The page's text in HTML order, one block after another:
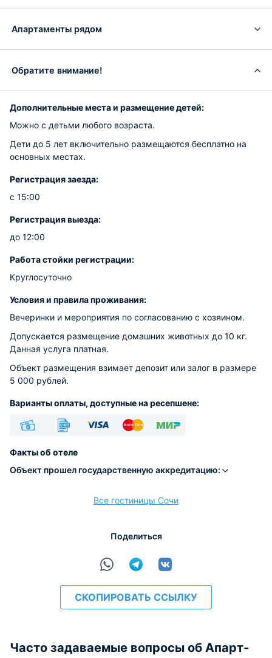
Апартаменты рядом
Обратите внимание!
Дополнительные места и размещение детей:
Можно с детьми любого возраста.
Дети до 5 лет включительно размещаются бесплатно на
основных местах.
Регистрация заезда:
с 15:00
Регистрация выезда:
до 12:00
Работа стойки регистрации:
Круглосуточно
Условия и правила проживания:
Вечеринки и мероприятия по согласованию с хозяином.
Допускается размещение домашних животных до 10 кг.
Данная услуга платная.
Объект размещения взимает депозит или залог в размере
5 000 рублей.
Варианты оплаты, доступные на ресепшене:
Факты об отеле
Объект прошел государственную аккредитацию:
Все гостиницы Сочи
Поделиться
СКОПИРОВАТЬ ССЫЛКУ
Часто задаваемые вопросы об Апарт-